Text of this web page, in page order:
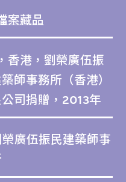
案藏品
香港，劉榮廣伍振
師事務所（香港）
司捐贈，2013年
廣伍振民建築師事